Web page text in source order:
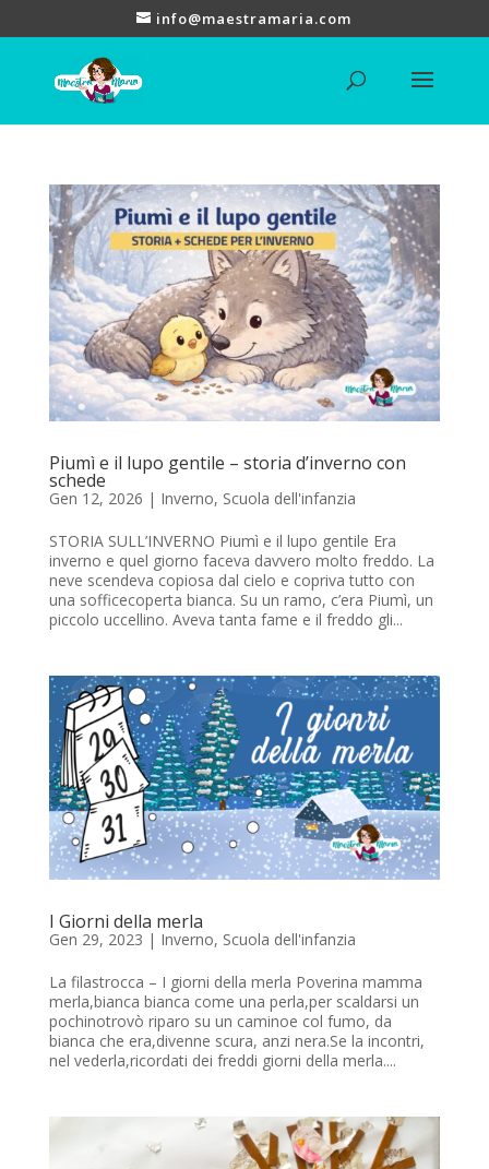
info@maestramaria.com
Piumì e il lupo gentile – storia d’inverno con
schede
Gen 12, 2026 | Inverno, Scuola dell'infanzia
STORIA SULL’INVERNO Piumì e il lupo gentile Era
inverno e quel giorno faceva davvero molto freddo. La
neve scendeva copiosa dal cielo e copriva tutto con
una sofficecoperta bianca. Su un ramo, c’era Piumì, un
piccolo uccellino. Aveva tanta fame e il freddo gli...
I Giorni della merla
Gen 29, 2023 | Inverno, Scuola dell'infanzia
La filastrocca – I giorni della merla Poverina mamma
merla,bianca bianca come una perla,per scaldarsi un
pochinotrovò riparo su un caminoe col fumo, da
bianca che era,divenne scura, anzi nera.Se la incontri,
nel vederla,ricordati dei freddi giorni della merla....